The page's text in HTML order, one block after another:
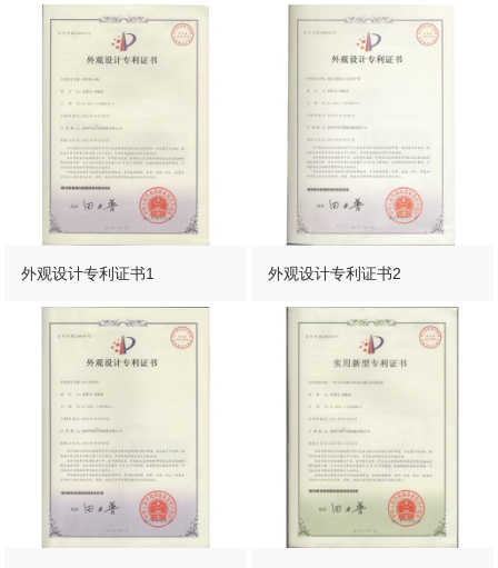
外观设计专利证书1 外观设计专利证书2